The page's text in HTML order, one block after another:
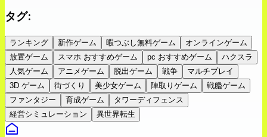
タグ:
ランキング 新作ゲーム 暇つぶし無料ゲーム
オンラインゲーム
放置ゲーム
スマホ おすすめゲーム pc おすすめゲーム
ハクスラ
人気ゲーム
アニメゲーム 脱出ゲーム 戦争
マルチプレイ
3D ゲーム
街づくり 美少女ゲーム 陣取りゲーム
戦艦ゲーム
ファンタジー
育成ゲーム
タワーディフェンス
経営シミュレーション
異世界転生